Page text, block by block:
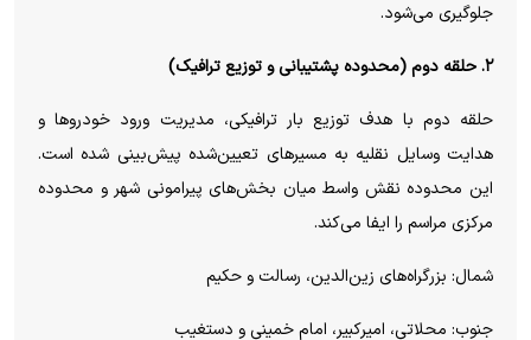
جلوگیری می‌شود.
۲. حلقه دوم (محدوده پشتیبانی و توزیع ترافیک)
حلقه دوم با هدف توزیع بار ترافیکی، مدیریت ورود خودرو‌ها و
هدایت وسایل نقلیه به مسیر‌های تعیین‌شده پیش‌بینی شده است.
این محدوده نقش واسط میان بخش‌های پیرامونی شهر و محدوده
مرکزی مراسم را ایفا می‌کند.
شمال: بزرگراه‌های زین‌الدین، رسالت و حکیم
جنوب: محلاتی، امیرکبیر، امام خمینی و دستغیب